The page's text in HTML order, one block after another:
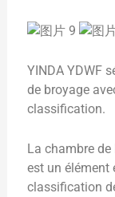
YINDA YDWF
de broyage
classification.
La chambre
est un élément
classification